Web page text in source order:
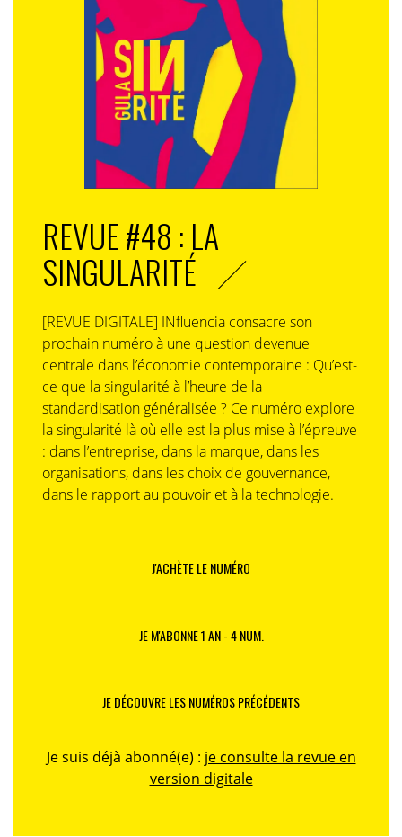
REVUE #48 : LA
SINGULARITÉ
[REVUE DIGITALE] INfluencia consacre son
prochain numéro à une question devenue
centrale dans l’économie contemporaine : Qu’est-
ce que la singularité à l’heure de la
standardisation généralisée ? Ce numéro explore
la singularité là où elle est la plus mise à l’épreuve
: dans l’entreprise, dans la marque, dans les
organisations, dans les choix de gouvernance,
dans le rapport au pouvoir et à la technologie.
J'ACHÈTE LE NUMÉRO
JE M'ABONNE 1 AN - 4 NUM.
JE DÉCOUVRE LES NUMÉROS PRÉCÉDENTS
Je suis déjà abonné(e) : je consulte la revue en
version digitale